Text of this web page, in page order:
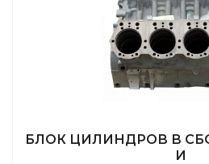
БЛОК ЦИЛИНДРОВ В
И